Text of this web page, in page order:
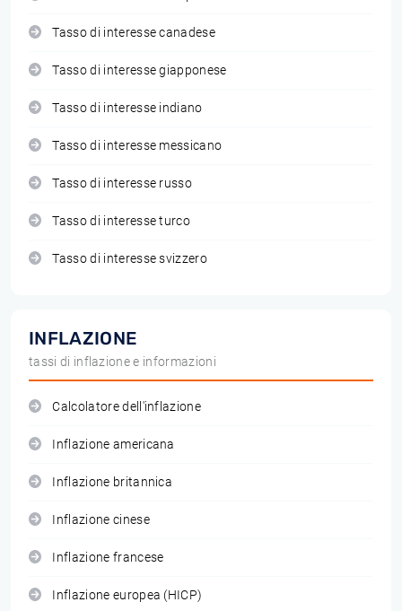
Tasso di interesse canadese
Tasso di interesse giapponese
Tasso di interesse indiano
Tasso di interesse messicano
Tasso di interesse russo
Tasso di interesse turco
Tasso di interesse svizzero
INFLAZIONE
tassi di inflazione e informazioni
Calcolatore dell'inflazione
Inflazione americana
Inflazione britannica
Inflazione cinese
Inflazione francese
Inflazione europea (HICP)